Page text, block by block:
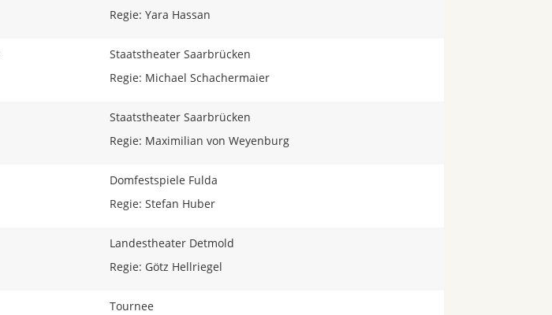
Regie: Yara Hassan
Staatstheater Saarbrücken
Regie: Michael Schachermaier
Staatstheater Saarbrücken
Regie: Maximilian von Weyenburg
Domfestspiele Fulda
Regie: Stefan Huber
Landestheater Detmold
Regie: Götz Hellriegel
Tournee